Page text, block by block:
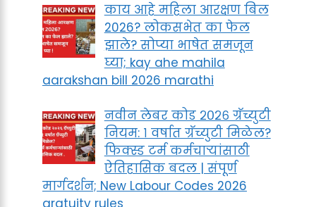
काय आहे महिला आरक्षण बिल
2026? लोकसभेत का फेल
झाले? सोप्या भाषेत समजून
घ्या; kay ahe mahila
aarakshan bill 2026 marathi
नवीन लेबर कोड २०२६ ग्रॅच्युटी
नियम: १ वर्षात ग्रॅच्युटी मिळेल?
फिक्स्ड टर्म कर्मचाऱ्यांसाठी
ऐतिहासिक बदल | संपूर्ण
मार्गदर्शन; New Labour Codes 2026